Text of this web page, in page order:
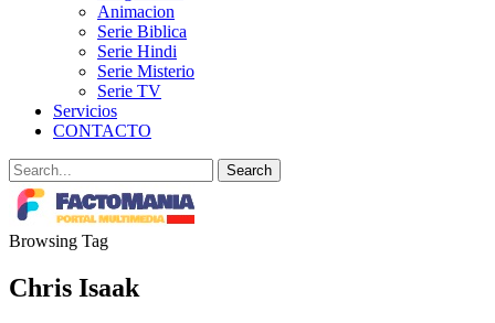
Animacion
Serie Biblica
Serie Hindi
Serie Misterio
Serie TV
Servicios
CONTACTO
Browsing Tag
Chris Isaak